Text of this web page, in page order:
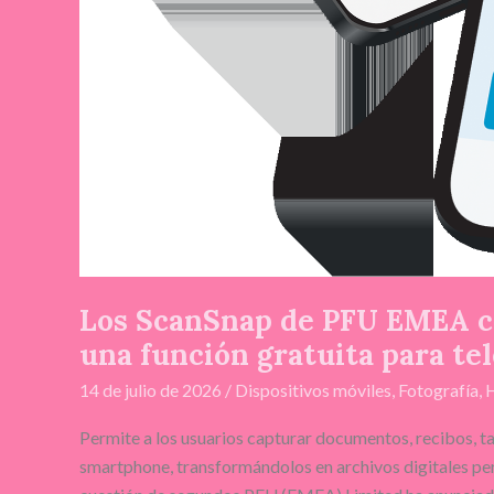
Los ScanSnap de PFU
una función gratuita para
14 de julio de 2026 / Dispositivos móviles, Fotografía,
Permite a los usuarios capturar documentos, recibos,
smartphone, transformándolos en archivos digitales